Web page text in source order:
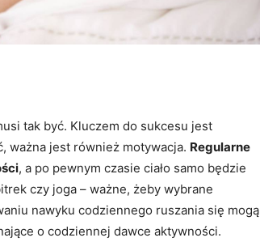
tak być. Kluczem do sukcesu jest
ważna jest również motywacja. Regularne
, a po pewnym czasie ciało samo będzie
czy joga – ważne, żeby wybrane
nawyku codziennego ruszania się mogą
o codziennej dawce aktywności.